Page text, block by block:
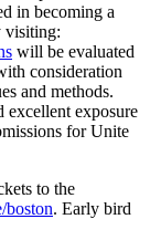
с помощью
in becoming a
visiting:
will be evaluated
consideration
and methods.
excellent exposure
for Unite
to the
boston. Early bird